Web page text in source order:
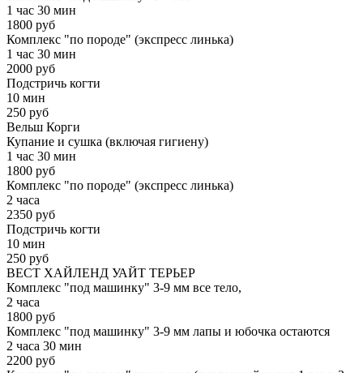
1 час 30 мин
1800 руб
Комплекс "по породе" (экспресс линька)
1 час 30 мин
2000 руб
Подстричь когти
10 мин
250 руб
Вельш Корги
Купание и сушка (включая гигиену)
1 час 30 мин
1800 руб
Комплекс "по породе" (экспресс линька)
2 часа
2350 руб
Подстричь когти
10 мин
250 руб
ВЕСТ ХАЙЛЕНД УАЙТ ТЕРЬЕР
Комплекс "под машинку" 3-9 мм все тело,
2 часа
1800 руб
Комплекс "под машинку" 3-9 мм лапы и юбочка остаются
2 часа 30 мин
2200 руб